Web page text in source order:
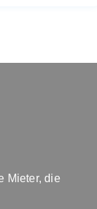
Mieter, die